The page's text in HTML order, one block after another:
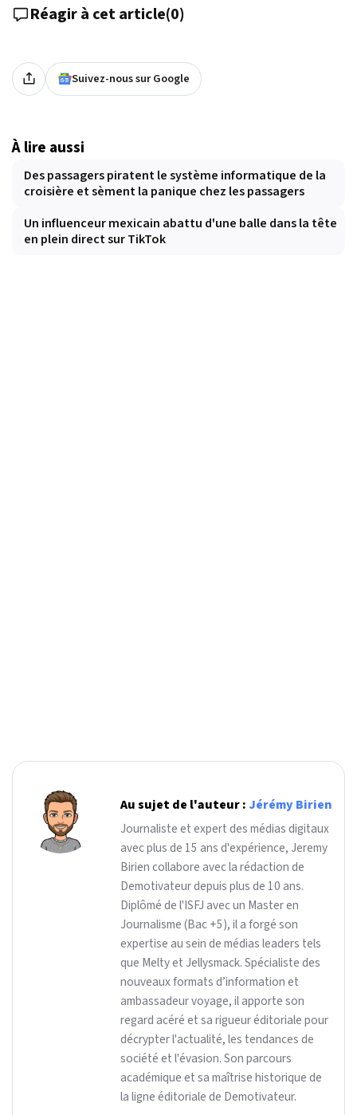
Réagir à cet article(0)
Suivez-nous sur Google
À lire aussi
Des passagers piratent le système informatique de la
croisière et sèment la panique chez les passagers
Un influenceur mexicain abattu d'une balle dans la tête
en plein direct sur TikTok
Au sujet de l'auteur : Jérémy Birien
Journaliste et expert des médias digitaux
avec plus de 15 ans d'expérience, Jeremy
Birien collabore avec la rédaction de
Demotivateur depuis plus de 10 ans.
Diplômé de l'ISFJ avec un Master en
Journalisme (Bac +5), il a forgé son
expertise au sein de médias leaders tels
que Melty et Jellysmack. Spécialiste des
nouveaux formats d’information et
ambassadeur voyage, il apporte son
regard acéré et sa rigueur éditoriale pour
décrypter l'actualité, les tendances de
société et l'évasion. Son parcours
académique et sa maîtrise historique de
la ligne éditoriale de Demotivateur.